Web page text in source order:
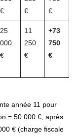
€
€
€
25
000
€
11
250
€
+73
750
€
année 11 pour
= 50 000 €, après
€ (charge fiscale